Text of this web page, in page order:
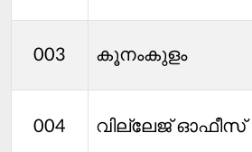
003 കൂനംകുളം
004 വില്ലേജ് ഓഫീസ്